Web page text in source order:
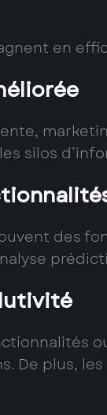
en
silos
des
De plus,